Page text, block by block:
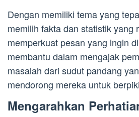
Dengan memiliki tema yang
memilih fakta dan statistik yang
memperkuat pesan yang ingin
membantu dalam mengajak
masalah dari sudut pandang
mendorong mereka untuk
Mengarahkan